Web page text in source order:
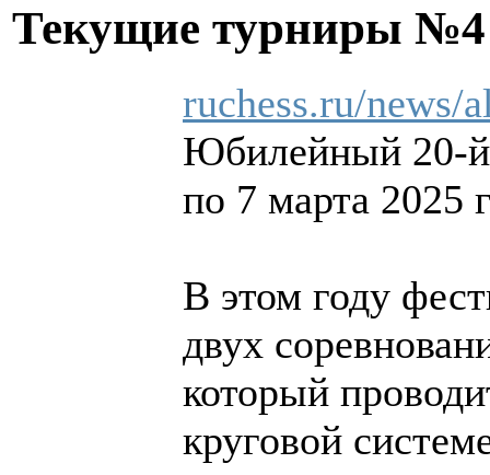
Текущие турниры
ruchess.ru/
Юбилейный 20-й
по 7 марта 2025
В этом году
двух
который
круговой